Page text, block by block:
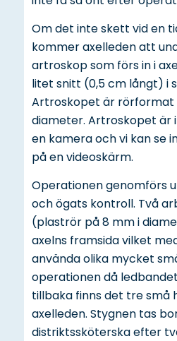
Om det inte skett vid en
kommer axelleden att
artroskop som förs in i
litet snitt (0,5 cm långt) i
Artroskopet är rörformat
diameter. Artroskopet är
en kamera och vi kan se
på en videoskärm.
Operationen genomförs
och ögats kontroll. Två
(plaströr på 8 mm i
axelns framsida vilket
använda olika mycket
operationen då
tillbaka finns det tre små
axelleden. Stygnen tas
distriktssköterska efter